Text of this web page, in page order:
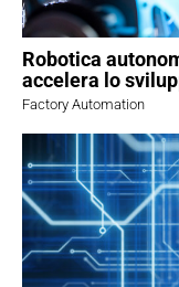
Robotica
accelera lo
Factory Automation